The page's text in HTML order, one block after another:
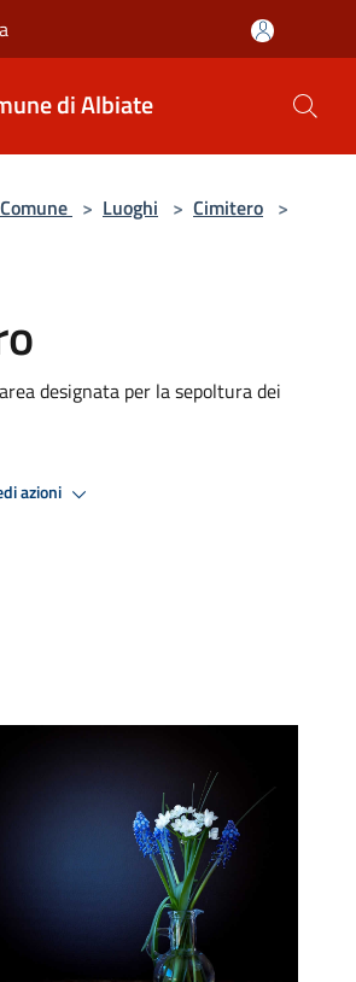
di Albiate
> Luoghi > Cimitero >
designata per la sepoltura dei
azioni